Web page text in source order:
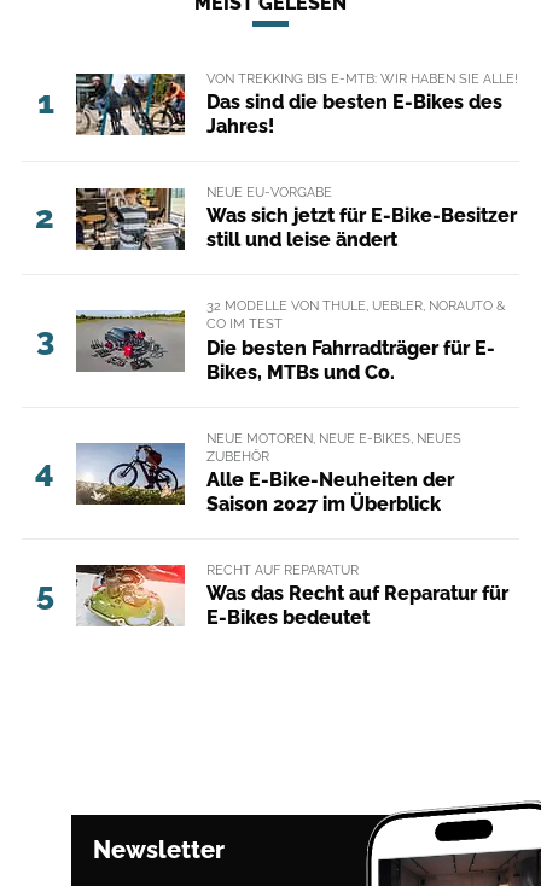
1
VON TREKKING BIS E-MTB: WIR HABEN SIE ALLE!
Das sind die besten E-Bikes des
Jahres!
2
NEUE EU-VORGABE
Was sich jetzt für E-Bike-Besitzer
still und leise ändert
3
32 MODELLE VON THULE, UEBLER, NORAUTO &
CO IM TEST
Die besten Fahrradträger für E-
Bikes, MTBs und Co.
4
NEUE MOTOREN, NEUE E-BIKES, NEUES
ZUBEHÖR
Alle E-Bike-Neuheiten der
Saison 2027 im Überblick
5
RECHT AUF REPARATUR
Was das Recht auf Reparatur für
E-Bikes bedeutet
Newsletter